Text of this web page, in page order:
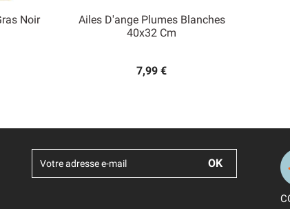
Noir
Ailes D'ange Plumes Blanches
40x32 Cm
7,99 €
Aperçu rapide